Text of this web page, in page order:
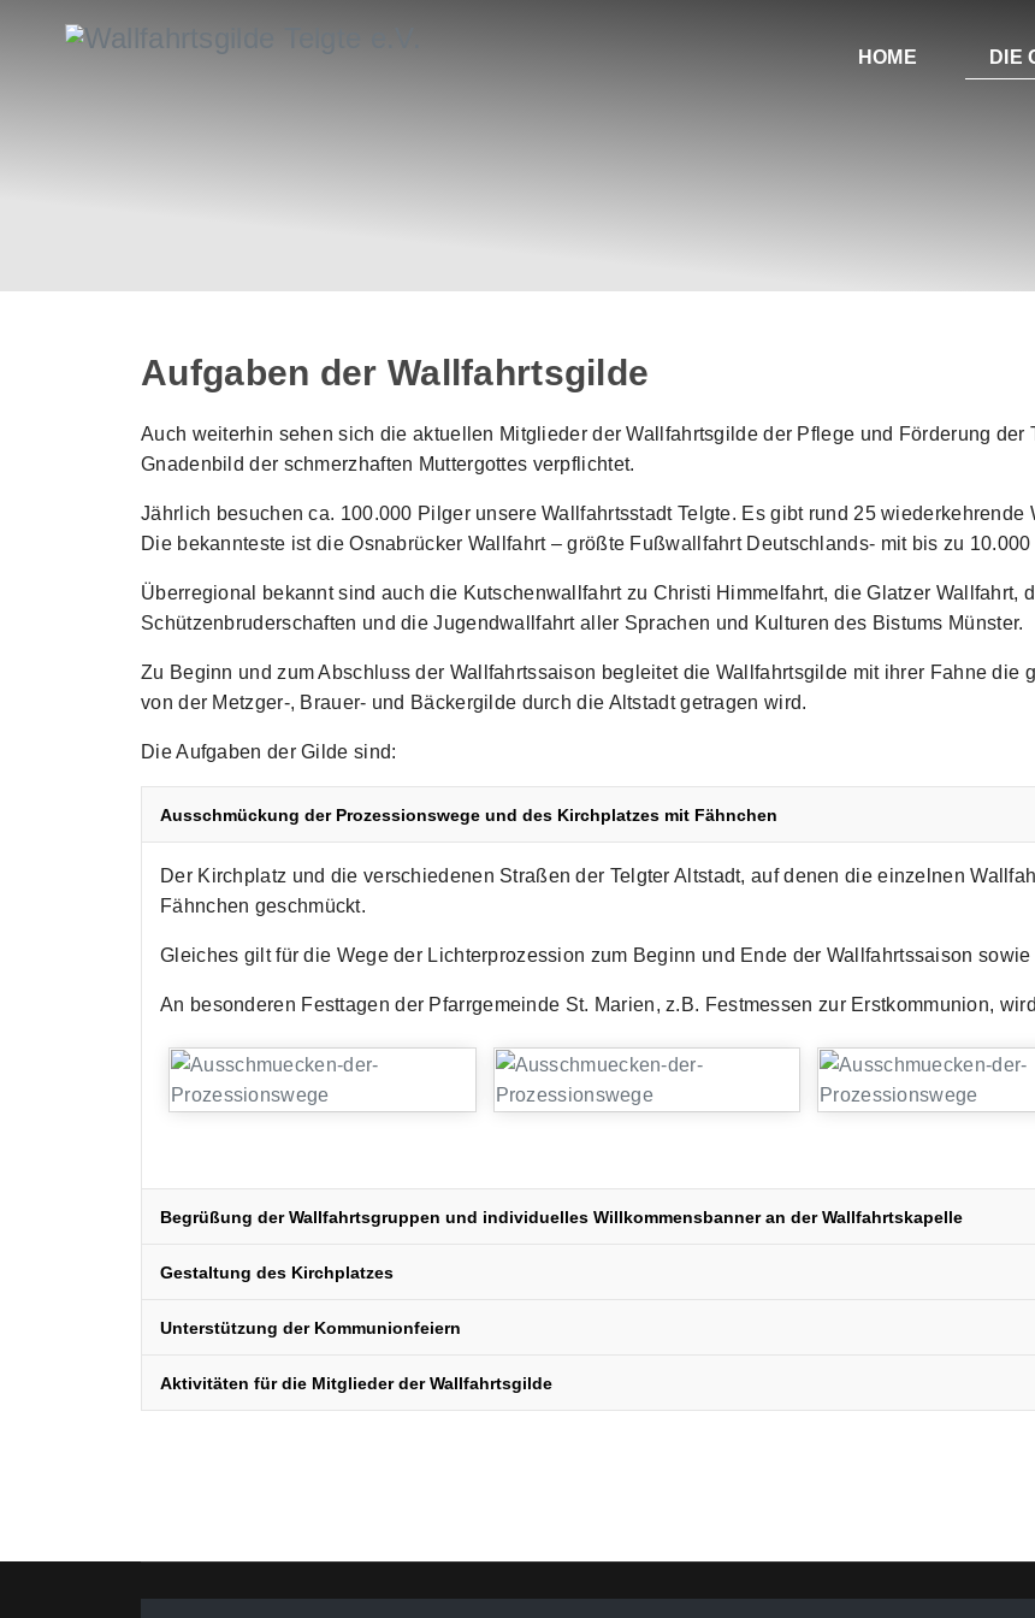
HOME DIE
Aufgaben der Wallfahrtsgilde
Auch weiterhin sehen sich die aktuellen Mitglieder der Wallfahrtsgilde der Pflege und Förderung der
Gnadenbild der schmerzhaften Muttergottes verpflichtet.
Jährlich besuchen ca. 100.000 Pilger unsere Wallfahrtsstadt Telgte. Es gibt rund 25 wiederkehrende
Die bekannteste ist die Osnabrücker Wallfahrt – größte Fußwallfahrt Deutschlands- mit bis zu 10.000
Überregional bekannt sind auch die Kutschenwallfahrt zu Christi Himmelfahrt, die Glatzer Wallfahrt,
Schützenbruderschaften und die Jugendwallfahrt aller Sprachen und Kulturen des Bistums Münster.
Zu Beginn und zum Abschluss der Wallfahrtssaison begleitet die Wallfahrtsgilde mit ihrer Fahne die
von der Metzger-, Brauer- und Bäckergilde durch die Altstadt getragen wird.
Die Aufgaben der Gilde sind:
Ausschmückung der Prozessionswege und des Kirchplatzes mit Fähnchen
Der Kirchplatz und die verschiedenen Straßen der Telgter Altstadt, auf denen die einzelnen
Fähnchen geschmückt.
Gleiches gilt für die Wege der Lichterprozession zum Beginn und Ende der Wallfahrtssaison
An besonderen Festtagen der Pfarrgemeinde St. Marien, z.B. Festmessen zur Erstkommunion,
Begrüßung der Wallfahrtsgruppen und individuelles Willkommensbanner an der Wallfahrtskapelle
Gestaltung des Kirchplatzes
Unterstützung der Kommunionfeiern
Aktivitäten für die Mitglieder der Wallfahrtsgilde